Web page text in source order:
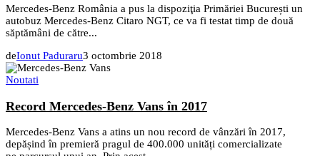
Mercedes-Benz România a pus la dispoziţia Primăriei București un
autobuz Mercedes-Benz Citaro NGT, ce va fi testat timp de două
săptămâni de către...
deIonut Paduraru3 octombrie 2018
Noutati
Record Mercedes-Benz Vans în 2017
Mercedes-Benz Vans a atins un nou record de vânzări în 2017,
depășind în premieră pragul de 400.000 unități comercializate